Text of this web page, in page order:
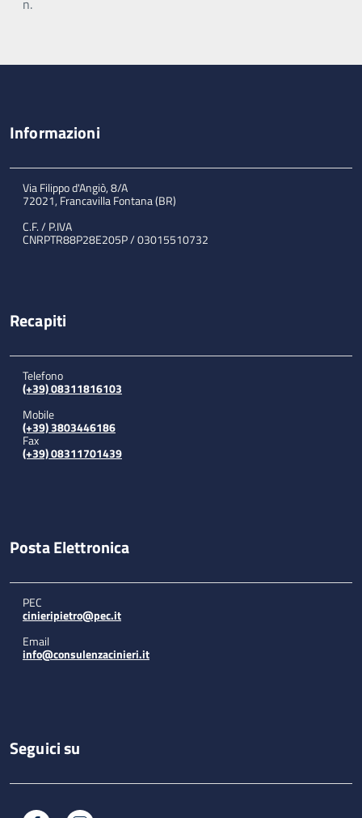
n.
Informazioni
Via Filippo d'Angiò, 8/A
72021, Francavilla Fontana (BR)
C.F. / P.IVA
CNRPTR88P28E205P / 03015510732
Recapiti
Telefono
(+39) 08311816103
Mobile
(+39) 3803446186
Fax
(+39) 08311701439
Posta Elettronica
PEC
cinieripietro@pec.it
Email
info@consulenzacinieri.it
Seguici su